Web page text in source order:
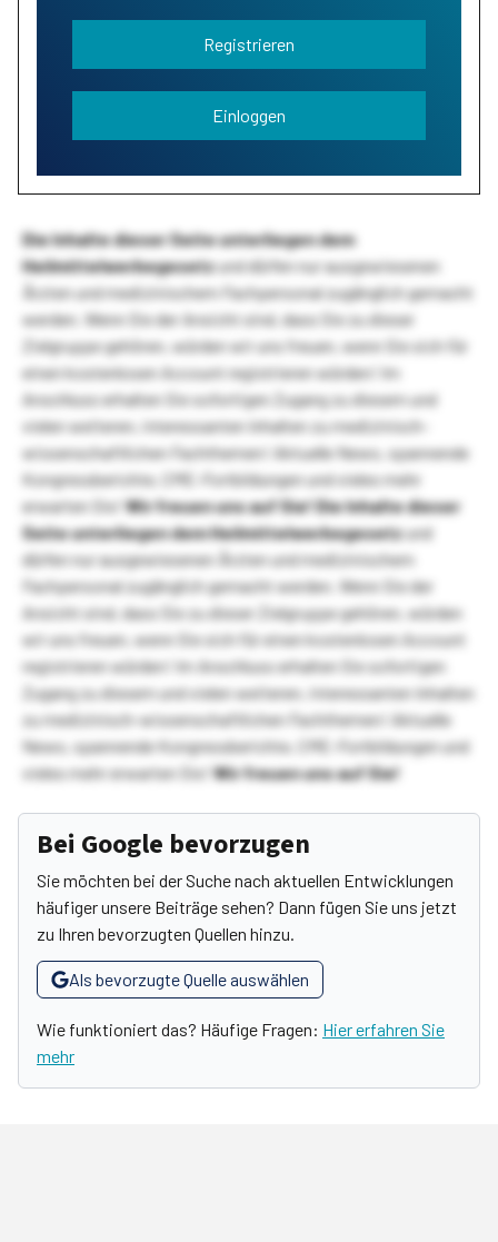
Registrieren
Einloggen
Die Inhalte dieser Seite unterliegen dem
Heilmittelwerbegesetzund dürfen nur ausgewiesenen
Ärzten und medizinischem Fachpersonal zugänglich gemacht
werden. Wenn Sie der Ansicht sind, dass Sie zu dieser
Zielgruppe gehören, würden wir uns freuen, wenn Sie sich für
einen kostenlosen Account registrieren würden! Im
Anschluss erhalten Sie sofortigen Zugang zu diesem und
vielen weiteren, interessanten Inhalten zu medizinisch-
wissenschaftlichen Fachthemen! Aktuelle News, spannende
Kongressberichte, CME-Fortbildungen und vieles mehr
erwarten Sie!Wir freuen uns auf Sie!Die Inhalte dieser
Seite unterliegen dem Heilmittelwerbegesetzund
dürfen nur ausgewiesenen Ärzten und medizinischem
Fachpersonal zugänglich gemacht werden. Wenn Sie der
Ansicht sind, dass Sie zu dieser Zielgruppe gehören, würden
wir uns freuen, wenn Sie sich für einen kostenlosen Account
registrieren würden! Im Anschluss erhalten Sie sofortigen
Zugang zu diesem und vielen weiteren, interessanten Inhalten
zu medizinisch-wissenschaftlichen Fachthemen! Aktuelle
News, spannende Kongressberichte, CME-Fortbildungen und
vieles mehr erwarten Sie!Wir freuen uns auf Sie!
Bei Google bevorzugen
Sie möchten bei der Suche nach aktuellen Entwicklungen
häufiger unsere Beiträge sehen? Dann fügen Sie uns jetzt
zu Ihren bevorzugten Quellen hinzu.
Als bevorzugte Quelle auswählen
Wie funktioniert das? Häufige Fragen: Hier erfahren Sie
mehr